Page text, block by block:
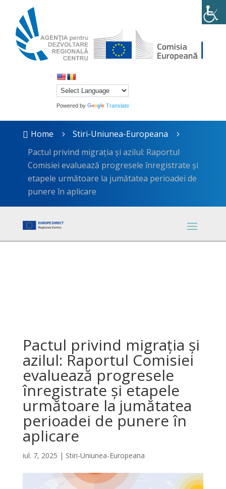
Powered by Translate
 Home 5 Stiri-Uniunea-Europeana 5
Pactul privind migrația și azilul: Raportul
Comisiei evaluează progresele înregistrate și
etapele următoare la jumătatea perioadei de
punere în aplicare
Pactul privind migrația și
azilul: Raportul Comisiei
evaluează progresele
înregistrate și etapele
următoare la jumătatea
perioadei de punere în
aplicare
iul. 7, 2025 | Stiri-Uniunea-Europeana